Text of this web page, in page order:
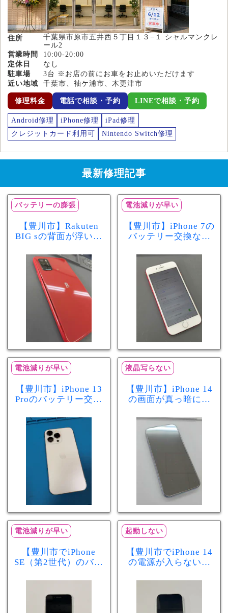
住所
千葉県市原市五井西５丁目１３−１ シャルマンクレ
ール2
営業時間
10:00-20:00
定休日
なし
駐車場
3台 ※お店の前にお車をお止めいただけます
近い地域
千葉市、袖ケ浦市、木更津市
修理料金 電話で相談・予約 LINEで相談・予約
Android修理 iPhone修理
iPad修理
クレジットカード利用可
Nintendo Switch修理
最新修理記事
バッテリーの膨張
【豊川市】Rakuten
BIG sの背面が浮いて
リー膨張のサインか
もしれません！バッ
テリー交換修理事例
電池減りが早い
【豊川市】iPhone 7の
バッテリー交換なら
最大容量70％で電池
の減りが早い症状も
当日60分で改善
電池減りが早い
【豊川市】iPhone 13
Proのバッテリー交換
が早い症状も当日90
分で改善
液晶写らない
【豊川市】iPhone 14
の画面が真っ暗に…
修理！データそのま
まで復旧しました
電池減りが早い
【豊川市でiPhone
SE（第2世代）のバッ
スマ豊川店】電池の
減りが早い症状も当
起動しない
【豊川市でiPhone 14
の電源が入らない修
店】バッテリー交換
で復旧するケースも
あります！